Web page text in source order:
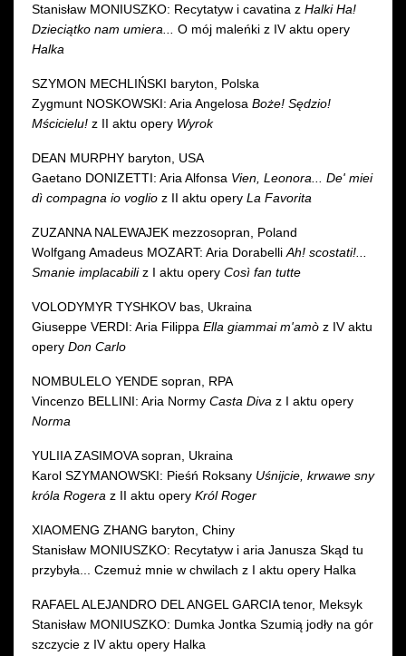
Stanisław MONIUSZKO: Recytatyw i cavatina z Halki Ha!
Dzieciątko nam umiera... O mój maleńki z IV aktu opery
Halka
SZYMON MECHLIŃSKI baryton, Polska
Zygmunt NOSKOWSKI: Aria Angelosa Boże! Sędzio!
Mścicielu! z II aktu opery Wyrok
DEAN MURPHY baryton, USA
Gaetano DONIZETTI: Aria Alfonsa Vien, Leonora... De' miei
dì compagna io voglio z II aktu opery La Favorita
ZUZANNA NALEWAJEK mezzosopran, Poland
Wolfgang Amadeus MOZART: Aria Dorabelli Ah! scostati!...
Smanie implacabiliz I aktu opery Così fan tutte
VOLODYMYR TYSHKOV bas, Ukraina
Giuseppe VERDI: Aria Filippa Ella giammai m'amò z IV aktu
opery Don Carlo
NOMBULELO YENDE sopran, RPA
Vincenzo BELLINI: Aria Normy Casta Diva z I aktu opery
Norma
YULIIA ZASIMOVA sopran, Ukraina
Karol SZYMANOWSKI: Pieśń Roksany Uśnijcie, krwawe sny
króla Rogera z II aktu opery Król Roger
XIAOMENG ZHANG baryton, Chiny
Stanisław MONIUSZKO: Recytatyw i aria Janusza Skąd tu
przybyła... Czemuż mnie w chwilach z I aktu opery Halka
RAFAEL ALEJANDRO DEL ANGEL GARCIA tenor, Meksyk
Stanisław MONIUSZKO: Dumka Jontka Szumią jodły na gór
szczycie z IV aktu opery Halka